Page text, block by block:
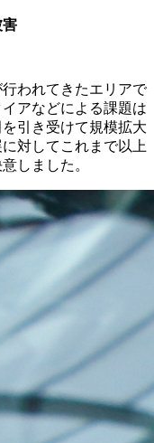
害
われてきたエリアで
アなどによる課題は
引き受けて規模拡大
対してこれまで以上
しました。